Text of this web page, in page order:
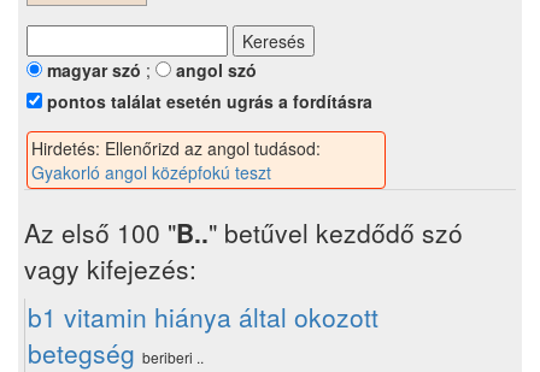
magyar szó ;
angol szó
pontos találat esetén ugrás a fordításra
Hirdetés: Ellenőrizd az angol tudásod:
Gyakorló angol középfokú teszt
Az első 100 "B.." betűvel kezdődő szó
vagy kifejezés:
b1 vitamin hiánya által okozott
betegség beriberi ..